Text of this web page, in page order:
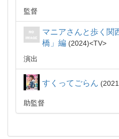
監督
マニアさんと歩く関
橋」編
2024
TV
演出
すくってごらん 2021
助監督